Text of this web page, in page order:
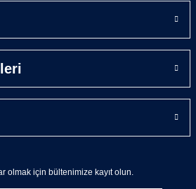
olmak için bültenimize kayıt olun.